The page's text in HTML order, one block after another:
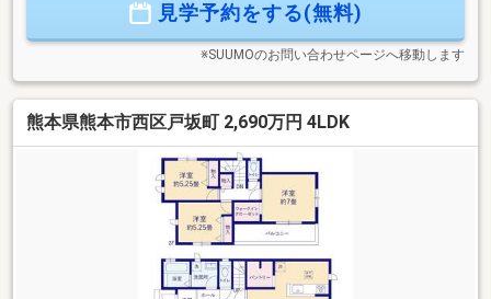
価では6項目で最高等級を取得しています。
見学予約をする(無料)
※SUUMOのお問い合わせページへ移動します
熊本県熊本市西区戸坂町 2,690万円 4LDK